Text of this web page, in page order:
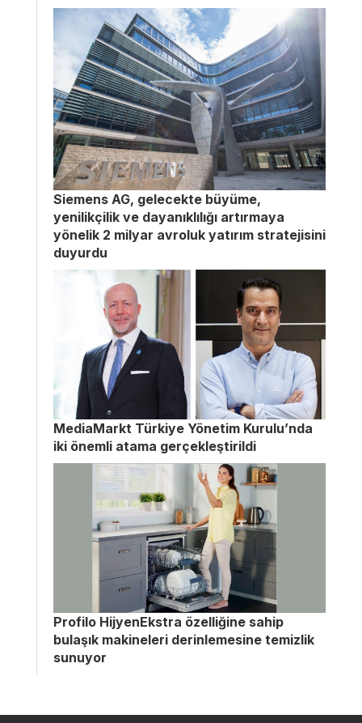
Siemens AG, gelecekte büyüme,
yenilikçilik ve dayanıklılığı artırmaya
yönelik 2 milyar avroluk yatırım stratejisini
duyurdu
MediaMarkt Türkiye Yönetim Kurulu’nda
iki önemli atama gerçekleştirildi
Profilo HijyenEkstra özelliğine sahip
bulaşık makineleri derinlemesine temizlik
sunuyor